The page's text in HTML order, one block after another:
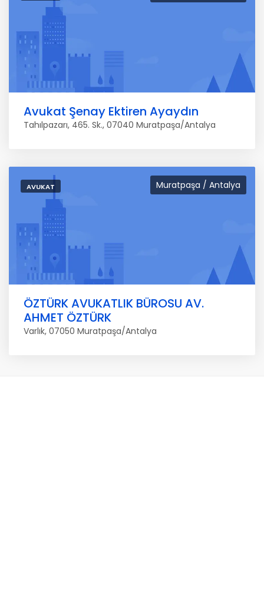
Avukat Şenay Ektiren Ayaydın
Tahılpazarı, 465. Sk., 07040 Muratpaşa/Antalya
Muratpaşa / Antalya
AVUKAT
ÖZTÜRK AVUKATLIK BÜROSU AV.
AHMET ÖZTÜRK
Varlık, 07050 Muratpaşa/Antalya